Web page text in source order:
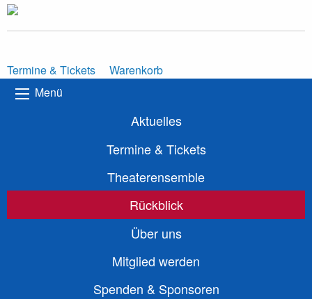
Termine & Tickets
Warenkorb
Menü
Aktuelles
Termine & Tickets
Theaterensemble
Rückblick
Über uns
Mitglied werden
Spenden & Sponsoren